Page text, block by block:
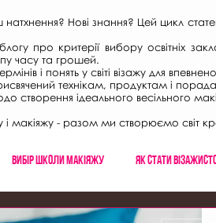
Нові знання? Цей цикл
про критерії вибору освітніх
часу та грошей.
і понять у світі візажу для
технікам, продуктам і
створення ідеального весільного
макіяжу - разом ми створюємо світ
Вибір школи макіяжу Як стати